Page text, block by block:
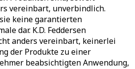
vereinbart, unverbindlich.
keine garantierten
dar. K.D. Feddersen
anders vereinbart, keinerlei
der Produkte zu einer
beabsichtigten Anwendung,